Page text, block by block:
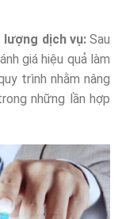
lượng dịch vụ:Sau
giá hiệu quả làm
trình nhằm nâng
những lần hợp